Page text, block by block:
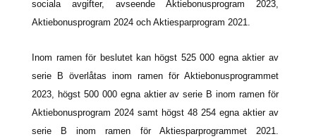
sociala avgifter, avseende Aktiebonusprogram 2023,
Aktiebonusprogram 2024 och Aktiesparprogram 2021.
Inom ramen för beslutet kan högst 525 000 egna aktier av
serie B överlåtas inom ramen för Aktiebonusprogrammet
2023, högst 500 000 egna aktier av serie B inom ramen för
Aktiebonusprogram 2024 samt högst 48 254 egna aktier av
serie B inom ramen för Aktiesparprogrammet 2021.